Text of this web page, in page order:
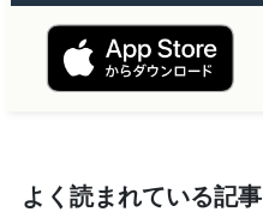
よく読まれている記事